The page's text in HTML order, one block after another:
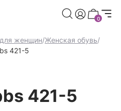
Дарим 500
0
женщин/Женская обувь/
421-5
421-5